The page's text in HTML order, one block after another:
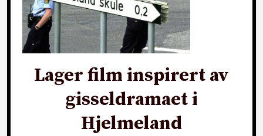
Lager film inspirert av
gisseldramaet i
Hjelmeland